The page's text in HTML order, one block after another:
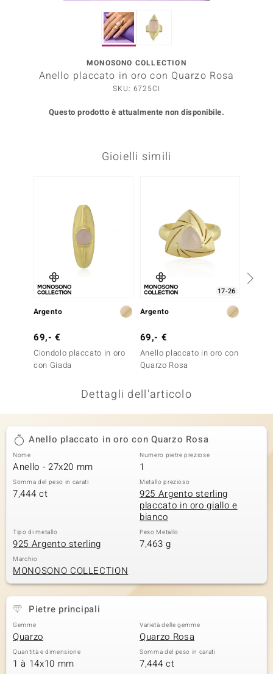
SELECTION
Collection
Classics
MONOSONO COLLECTION
Anello placcato in oro con Quarzo Rosa
SKU: 6725CI
Questo prodotto è attualmente non disponibile.
Gioielli simili
Argento
69,- €
Ciondolo placcato in oro
con Giada
17-26
Argento
69,- €
Anello placcato in oro con
Quarzo Rosa
Dettagli dell'articolo
Anello placcato in oro con Quarzo Rosa
Nome
Anello - 27x20 mm
Numero pietre preziose
1
Somma del peso in carati
7,444 ct
Metallo prezioso
925 Argento sterling
placcato in oro giallo e
bianco
Tipo di metallo
925 Argento sterling
Peso Metallo
7,463 g
Marchio
MONOSONO COLLECTION
Pietre principali
Gemme
Quarzo
Varietà delle gemme
Quarzo Rosa
Quantità e dimensione
1 à 14x10 mm
Somma del peso in carati
7,444 ct